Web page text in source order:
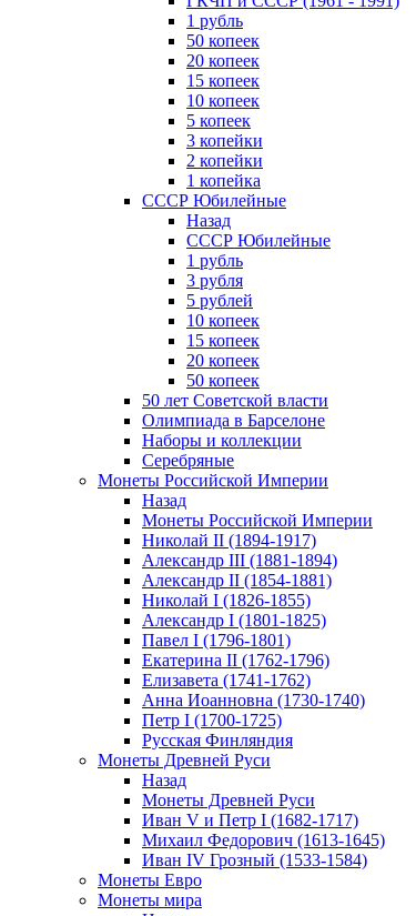
1 рубль
50 копеек
20 копеек
15 копеек
10 копеек
5 копеек
3 копейки
2 копейки
1 копейка
СССР Юбилейные
Назад
СССР Юбилейные
1 рубль
3 рубля
5 рублей
10 копеек
15 копеек
20 копеек
50 копеек
50 лет Советской власти
Олимпиада в Барселоне
Наборы и коллекции
Серебряные
Монеты Российской Империи
Назад
Монеты Российской Империи
Николай II (1894-1917)
Александр III (1881-1894)
Александр II (1854-1881)
Николай I (1826-1855)
Александр I (1801-1825)
Павел I (1796-1801)
Екатерина II (1762-1796)
Елизавета (1741-1762)
Анна Иоанновна (1730-1740)
Петр I (1700-1725)
Русская Финляндия
Монеты Древней Руси
Назад
Монеты Древней Руси
Иван V и Петр I (1682-1717)
Михаил Федорович (1613-1645)
Иван IV Грозный (1533-1584)
Монеты Евро
Монеты мира